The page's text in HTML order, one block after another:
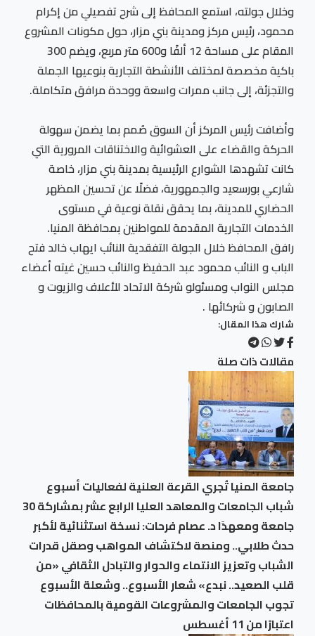
وخلال جولته، استمع المحافظ إلى شرح تفصيلي من إكرام
محمود، رئيس مركز ومدينة بني مزار، حول مكونات المشروع
المقام على مساحة 12 ألفًا و600 متر مربع، ويضم 300
باكية مخصصة لمختلف الأنشطة التجارية بنوعيها الجملة
والتجزئة، إلى جانب ممرات واسعة ووحدة مرافق متكاملة.
وأضافت رئيس المركز أن السوق صُمم بما يضمن سهولة
الحركة والقضاء على العشوائية والاختناقات المرورية التي
كانت تشهدها الشوارع الرئيسية بمدينة بني مزار، خاصة
شارعي بورسعيد والجمهورية، فضلًا عن تحسين المظهر
الحضاري للمدينة، بما يحقق نقلة نوعية في مستوى
الخدمات التجارية المقدمة للمواطنين بمحافظة المنيا.
رافق المحافظ خلال الجولة التفقدية النائب ايهاب خالد فتح
الباب و النائب محمود عبد الحفيظ والنائب حسين غيته أعضاء
مجلس النواب ومسئولو شركة الاتحاد للأعلاف والزيوت و
الصابون و شركائها .
شارك هذا المقال:
مقالات ذات صلة
جامعة المنيا تُجري القرعة العلنية لفعاليات أسبوع
شباب الجامعات والمعاهد العليا الرابع عشر بمشاركة 30
جامعة ومعهدًا د. عصام فرحات: نسخة استثنائية لأكبر
حدث طلابي.. ومنصة لاكتشاف المواهب وصقل قدرات
الشباب وتعزيز الانتماء والحوار والتبادل الثقافي «من
قلب الصعيد.. نبدع» شعار الأسبوع.. وشعلة الأسبوع
تجوب الجامعات والمشروعات القومية بالمحافظات
اعتبارًا من 11 أغسطس